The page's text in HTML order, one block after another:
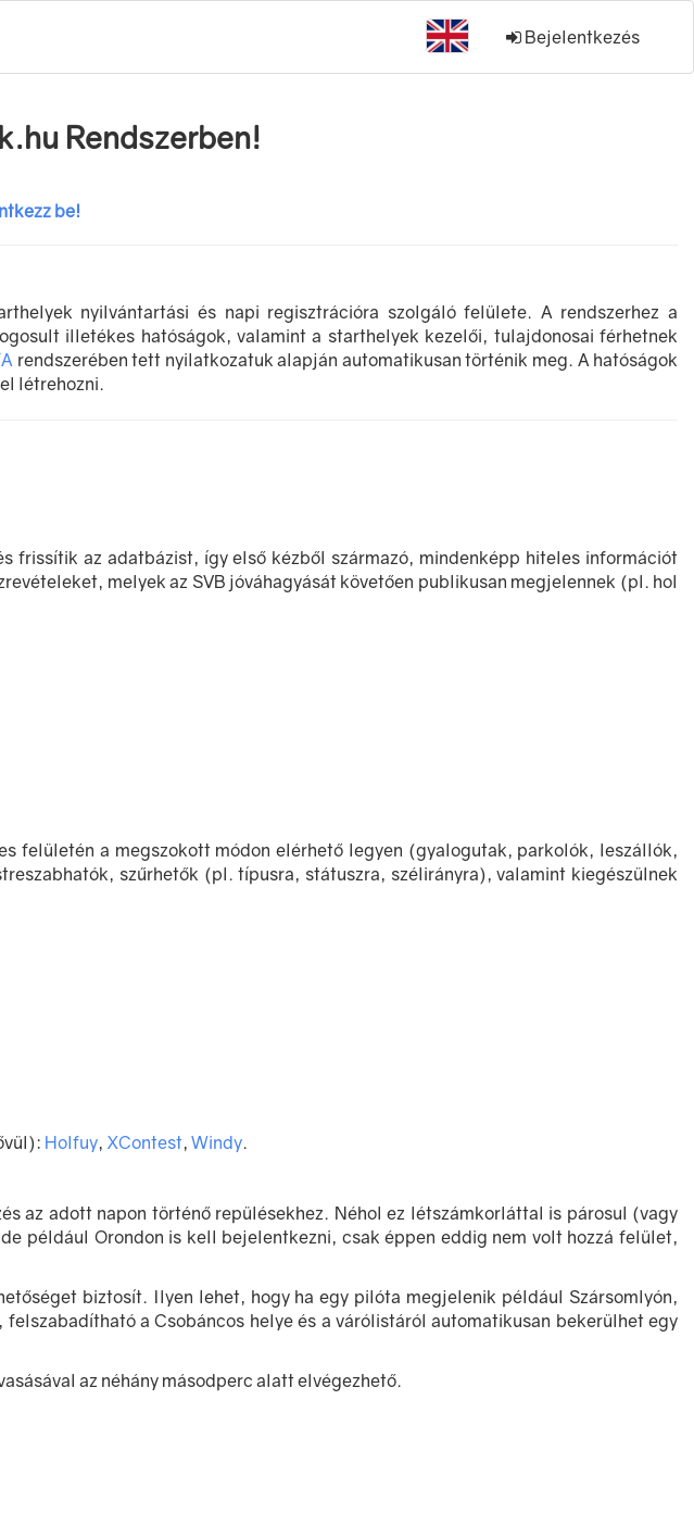
Bejelentkezés
Rendszerben!
be!
nyilvántartási és napi regisztrációra szolgáló felülete. A rendszerhez a
illetékes hatóságok, valamint a starthelyek kezelői, tulajdonosai férhetnek
rendszerében tett nyilatkozatuk alapján automatikusan történik meg. A hatóságok
létrehozni.
frissítik az adatbázist, így első kézből származó, mindenképp hiteles információt
melyek az SVB jóváhagyását követően publikusan megjelennek (pl. hol
felületén a megszokott módon elérhető legyen (gyalogutak, parkolók, leszállók,
szűrhetők (pl. típusra, státuszra, szélirányra), valamint kiegészülnek
Holfuy, XContest, Windy.
az adott napon történő repülésekhez. Néhol ez létszámkorláttal is párosul (vagy
például Orondon is kell bejelentkezni, csak éppen eddig nem volt hozzá felület,
biztosít. Ilyen lehet, hogy ha egy pilóta megjelenik például Szársomlyón,
a Csobáncos helye és a várólistáról automatikusan bekerülhet egy
az néhány másodperc alatt elvégezhető.